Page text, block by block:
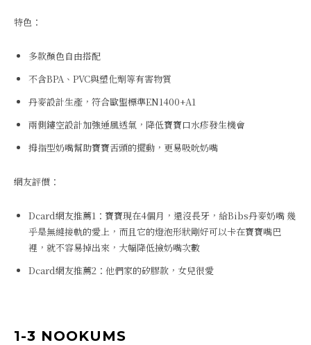
特色：
多款顏色自由搭配
不含BPA、PVC與塑化劑等有害物質
丹麥設計生產，符合歐盟標準EN1400+A1
兩側鏤空設計加強通風透氣，降低寶寶口水疹發生機會
拇指型奶嘴幫助寶寶舌頭的擺動，更易吸吮奶嘴
網友評價：
Dcard網友推薦1：寶寶現在4個月，還沒長牙，給Bibs丹麥奶嘴 幾
乎是無縫接軌的愛上，而且它的燈泡形狀剛好可以卡在寶寶嘴巴
裡，就不容易掉出來，大幅降低撿奶嘴次數
Dcard網友推薦2：他們家的矽膠款，女兒很愛
1-3 NOOKUMS